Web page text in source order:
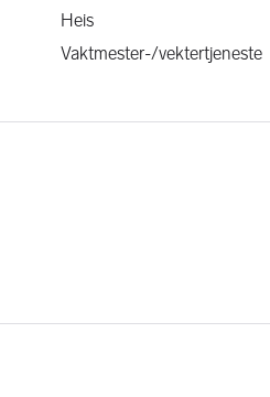
Heis
Vaktmester-/vektertjeneste